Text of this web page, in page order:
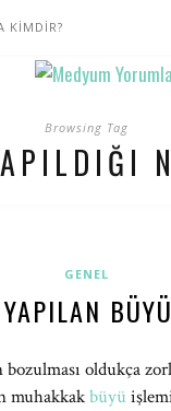
KİMDİR?
Browsing Tag
GENEL
bozulması oldukça
muhakkakbüyü